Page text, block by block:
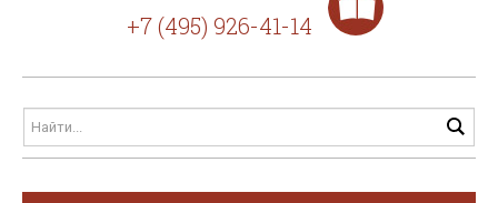
+7 (495) 926-41-14